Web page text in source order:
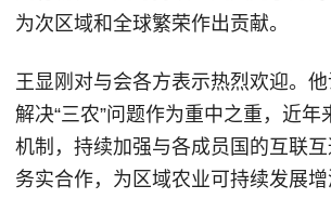
为次区域和全球繁荣作出贡献。
王显刚对与会各方表示热烈欢迎。
解决“三农”问题作为重中之重，近年
机制，持续加强与各成员国的互联互
务实合作，为区域农业可持续发展